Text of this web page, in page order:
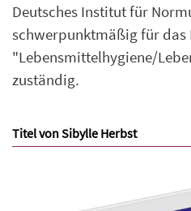
Deutsches Institut für
schwerpunktmäßig für das
"Lebensmittelhygiene/
zuständig.
Titel von Sibylle Herbst